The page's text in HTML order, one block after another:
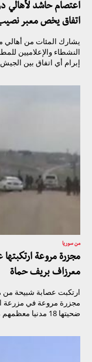
اعتصام حاشد لأهالي
اتفاق يخص معبر
يشارك المئات من أهالي
النشطاء والإعلاميين
إبرام أي اتفاق بين
من سوريا
مجزرة مروعة
معرزاف بريف حماة
ارتكبت عصابة شبيحة من
مجزرة مروعة في مزرعة
ضحيتها 18 مدنيا معظمهم من النساء...